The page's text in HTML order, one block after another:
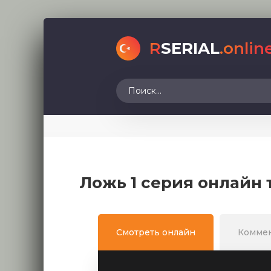
RSERIAL
Ложь 1 серия онлайн
Смотреть онлайн